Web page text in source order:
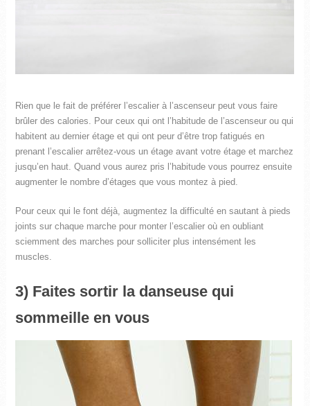
Rien que le fait de préférer l’escalier à l’ascenseur peut vous faire
brûler des calories. Pour ceux qui ont l’habitude de l’ascenseur ou qui
habitent au dernier étage et qui ont peur d’être trop fatigués en
prenant l’escalier arrêtez-vous un étage avant votre étage et marchez
jusqu’en haut. Quand vous aurez pris l’habitude vous pourrez ensuite
augmenter le nombre d’étages que vous montez à pied.
Pour ceux qui le font déjà, augmentez la difficulté en sautant à pieds
joints sur chaque marche pour monter l’escalier où en oubliant
sciemment des marches pour solliciter plus intensément les
muscles.
3) Faites sortir la danseuse qui
sommeille en vous